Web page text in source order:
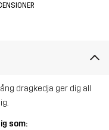
dragkedja ger dig all
som: